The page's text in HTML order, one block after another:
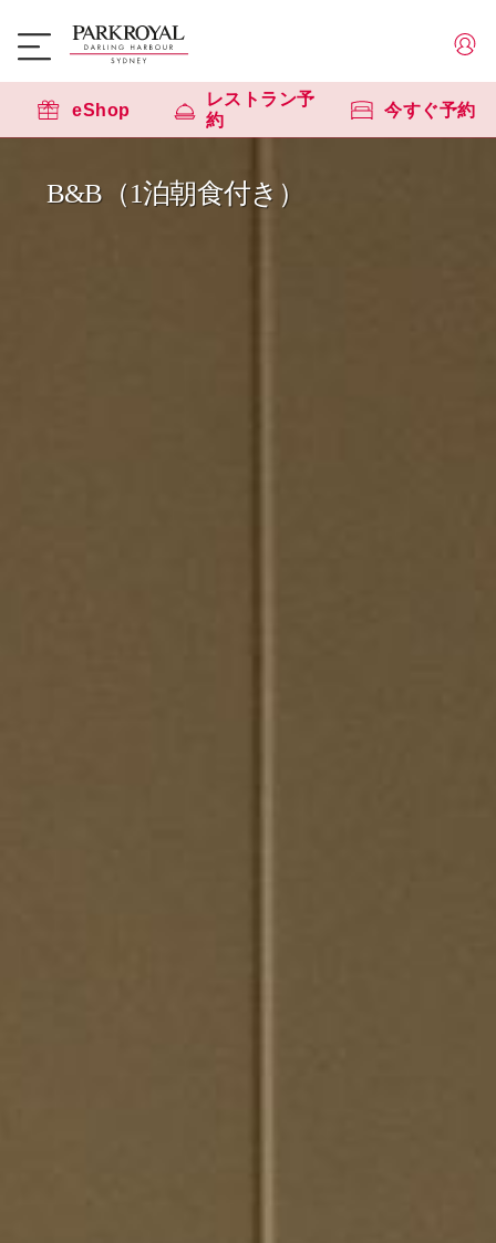
eShop
レストラン予
約
今すぐ予約
B&B（1泊朝食付き）